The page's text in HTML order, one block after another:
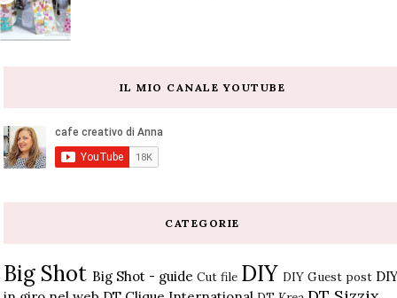
IL MIO CANALE YOUTUBE
CATEGORIE
Big Shot Big Shot - guide Cut file DIY DIY Guest post